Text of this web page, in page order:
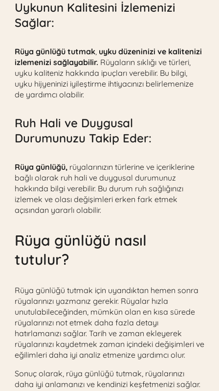
Uykunun Kalitesini İzlemenizi
Sağlar:
Rüya günlüğü tutmak, uyku düzeninizi ve kalitenizi
izlemenizi sağlayabilir. Rüyaların sıklığı ve türleri,
uyku kaliteniz hakkında ipuçları verebilir. Bu bilgi,
uyku hijyeninizi iyileştirme ihtiyacınızı belirlemenize
de yardımcı olabilir.
Ruh Hali ve Duygusal
Durumunuzu Takip Eder:
Rüya günlüğü, rüyalarınızın türlerine ve içeriklerine
bağlı olarak ruh hali ve duygusal durumunuz
hakkında bilgi verebilir. Bu durum ruh sağlığınızı
izlemek ve olası değişimleri erken fark etmek
açısından yararlı olabilir.
Rüya günlüğü nasıl
tutulur?
Rüya günlüğü tutmak için uyandıktan hemen sonra
rüyalarınızı yazmanız gerekir. Rüyalar hızla
unutulabileceğinden, mümkün olan en kısa sürede
rüyalarınızı not etmek daha fazla detayı
hatırlamanızı sağlar. Tarih ve zaman ekleyerek
rüyalarınızı kaydetmek zaman içindeki değişimleri ve
eğilimleri daha iyi analiz etmenize yardımcı olur.
Sonuç olarak, rüya günlüğü tutmak, rüyalarınızı
daha iyi anlamanızı ve kendinizi keşfetmenizi sağlar.